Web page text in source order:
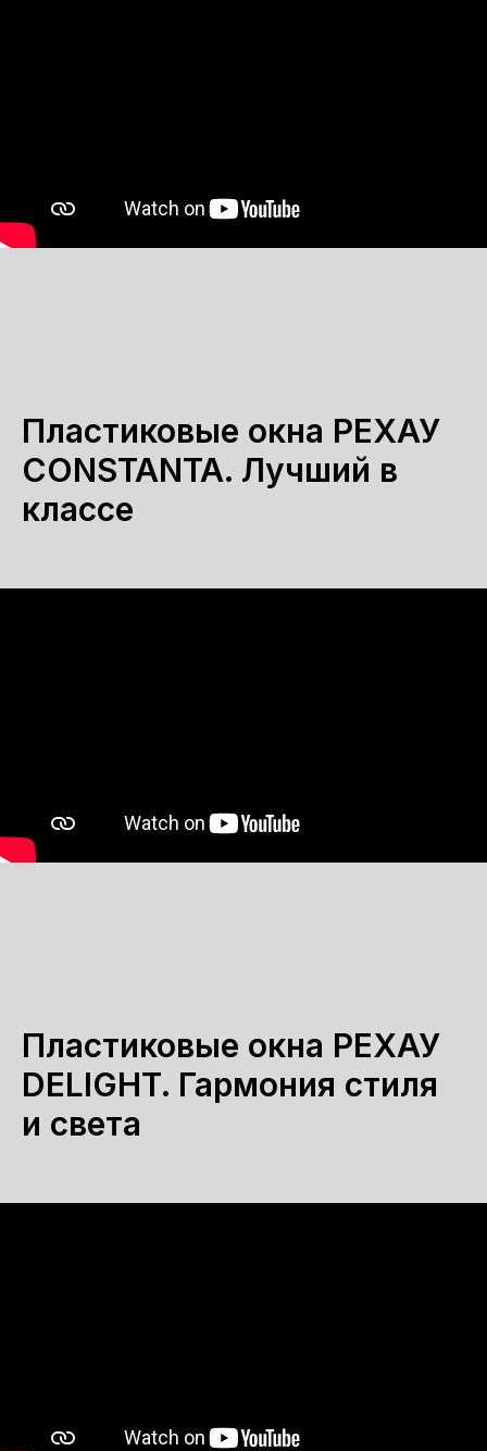
Пластиковые окна РЕХАУ
CONSTANTA. Лучший в
классе
Пластиковые окна РЕХАУ
DELIGHT. Гармония стиля
и света